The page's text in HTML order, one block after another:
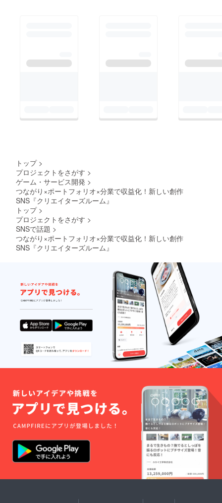
トップ >
プロジェクトをさがす >
ゲーム・サービス開発 >
つながり×ポートフォリオ×分業で収益化！新しい創作
SNS『クリエイターズルーム』
トップ >
プロジェクトをさがす >
SNSで話題 >
つながり×ポートフォリオ×分業で収益化！新しい創作
SNS『クリエイターズルーム』